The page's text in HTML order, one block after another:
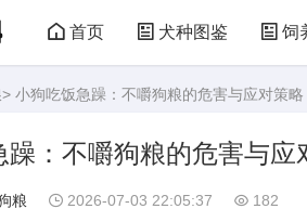
首页 犬种图鉴 饲
> 小狗吃饭急躁：不嚼狗粮的危害与应对策略
躁：不嚼狗粮的危害与应
粮 2026-07-03 22:05:37 182